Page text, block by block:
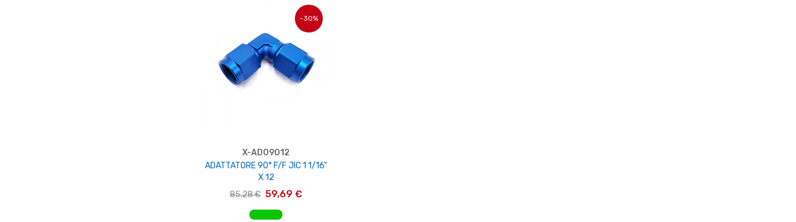
-30%
X-AD09012
ADATTATORE 90° F/F JIC 1 1/16"
X 12
85,28 € 59,69 €
AGGIUNGI AL CARRELLO